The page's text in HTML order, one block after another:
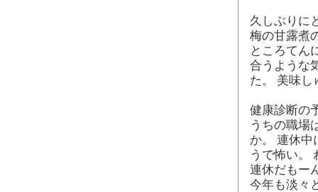
久しぶりに
梅の甘露煮
ところてん
合うような
た。 美味し
健康診断の
うちの職場
か。 連休中
うで怖い。
連休だもー
今年も淡々